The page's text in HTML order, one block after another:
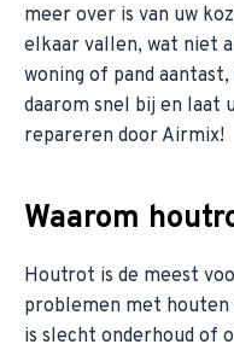
meer over is van uw
elkaar vallen, wat niet
woning of pand
daarom snel bij en laat
repareren door Airmix!
Waarom
Houtrot is de meest
problemen met houten
is slecht onderhoud of